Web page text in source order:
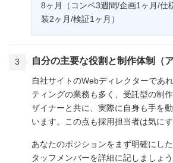
8ヶ月（コンペ3週間/企画1ヶ月/仕
装2ヶ月/検証1ヶ月）
自分の主要な役割と制作体制（
自社サイトのWebディレクターであ
ティングの業務も多く、受託型の制
ザイナーと共に、実際に自身も手を
います。この点も採用担当者は気にす
あなたのポジションをまず明確にし
タッフメンバーを詳細に記しましょ